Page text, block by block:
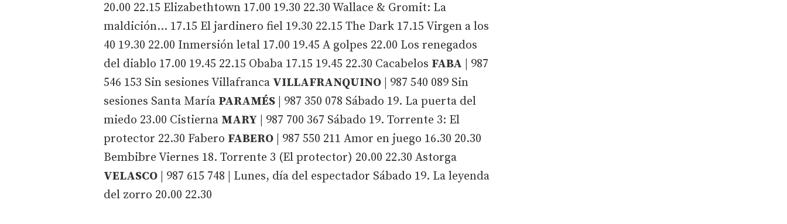
20.00 22.15 Elizabethtown 17.00 19.30 22.30 Wallace & Gromit: La
maldición... 17.15 El jardinero fiel 19.30 22.15 The Dark 17.15 Virgen a los
40 19.30 22.00 Inmersión letal 17.00 19.45 A golpes 22.00 Los renegados
del diablo 17.00 19.45 22.15 Obaba 17.15 19.45 22.30 Cacabelos FABA | 987
546 153 Sin sesiones Villafranca VILLAFRANQUINO | 987 540 089 Sin
sesiones Santa María PARAMÉS | 987 350 078 Sábado 19. La puerta del
miedo 23.00 Cistierna MARY | 987 700 367 Sábado 19. Torrente 3: El
protector 22.30 Fabero FABERO | 987 550 211 Amor en juego 16.30 20.30
Bembibre Viernes 18. Torrente 3 (El protector) 20.00 22.30 Astorga
VELASCO | 987 615 748 | Lunes, día del espectador Sábado 19. La leyenda
del zorro 20.00 22.30